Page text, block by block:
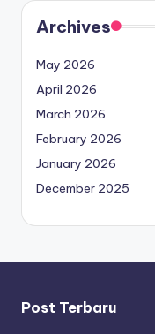
Archives
May 2026
April 2026
March 2026
February 2026
January 2026
December 2025
Post Terbaru